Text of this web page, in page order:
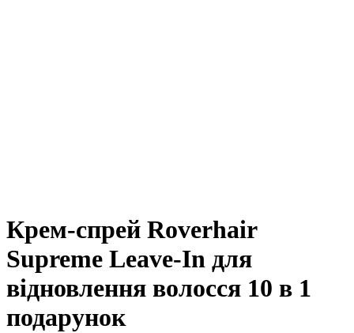
Крем-спрей Roverhair
Supreme Leave-In для
відновлення волосся 10 в 1
подарунок